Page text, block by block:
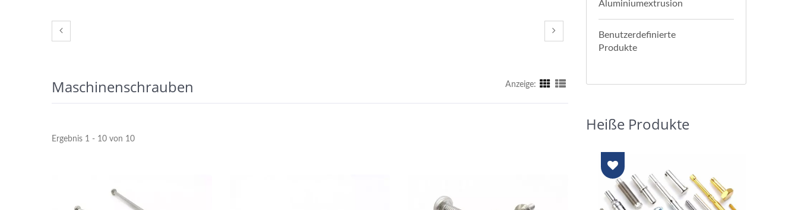
Maschinenschrauben Anzeige:
Ergebnis 1 - 10 von 10
Aluminiumextrusion
Benutzerdefinierte
Produkte
Heiße Produkte